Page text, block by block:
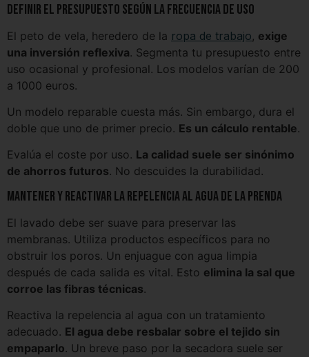
Definir el presupuesto según la frecuencia de uso
El peto de vela, heredero de la ropa de trabajo, exige
una inversión reflexiva. Segmenta tu presupuesto entre
uso ocasional y profesional. Los modelos varían de 200
a 1000 euros.
Un modelo reparable cuesta más. Sin embargo, dura el
doble que uno de primer precio. Es un cálculo rentable.
Evalúa el coste por uso. La calidad suele ser sinónimo
de ahorros futuros. No descuides la durabilidad.
Mantener y reactivar la repelencia al agua de la prenda
El lavado debe ser suave para preservar las
membranas. Utiliza productos específicos para no
obstruir los poros. Un enjuague con agua limpia
después de cada salida es vital. Esto elimina la sal que
corroe las fibras técnicas.
Reactiva la repelencia al agua con un tratamiento
adecuado. El agua debe resbalar sobre el tejido sin
empaparlo. Un breve paso por la secadora suele ser